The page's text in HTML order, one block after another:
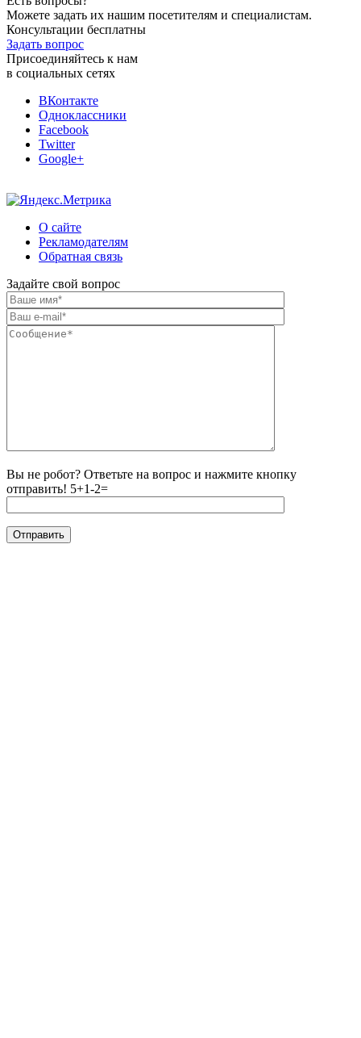
Можете задать их нашим посетителям и специалистам.
Консультации бесплатны
Задать вопрос
Присоединяйтесь к нам
в социальных сетях
ВКонтакте
Одноклассники
Facebook
Twitter
Google+
О сайте
Рекламодателям
Обратная связь
Задайте свой вопрос
Вы не робот? Ответьте на вопрос и нажмите кнопку
отправить! 5+1-2=